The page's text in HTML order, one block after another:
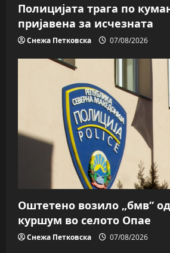
Полицијата трага пo
пријавена за исчезната
Снежа Петковска 07/08/2026
Оштетено возило „бмв“
куршум во селото Опае
Снежа Петковска 07/08/2026